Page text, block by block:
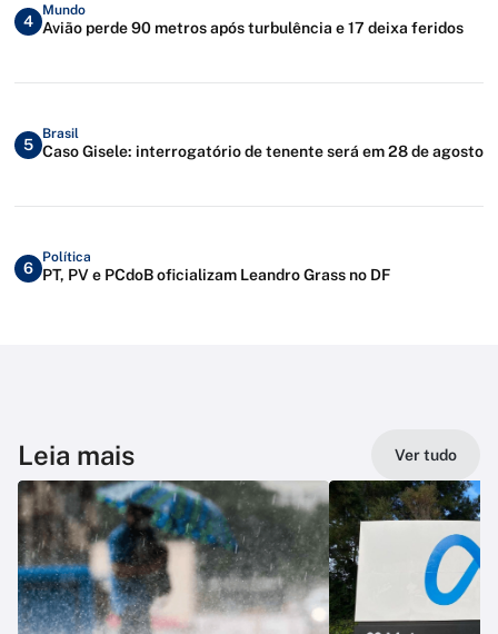
4
Mundo
Avião perde 90 metros após turbulência e 17 deixa feridos
5
Brasil
Caso Gisele: interrogatório de tenente será em 28 de agosto
6
Política
PT, PV e PCdoB oficializam Leandro Grass no DF
Leia mais Ver tudo